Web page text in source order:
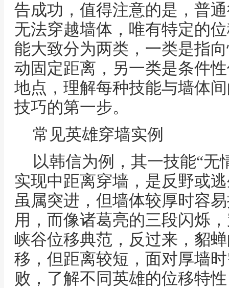
告成功，值得注意的是，普
无法穿越墙体，唯有特定的
能大致分为两类，一类是指
动固定距离，另一类是条件
地点，理解每种技能与墙体
技巧的第一步。
常见英雄穿墙实例
以韩信为例，其一技能“无
实现中距离穿墙，是反野或
虽属突进，但墙体较厚时容
用，而像诸葛亮的三段闪烁
峡谷位移典范，反过来，貂
移，但距离较短，面对厚墙
败，了解不同英雄的位移特